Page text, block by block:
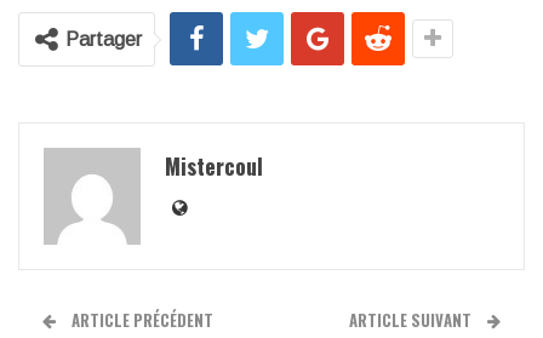
Partager
Mistercoul
ARTICLE PRÉCÉDENT ARTICLE SUIVANT